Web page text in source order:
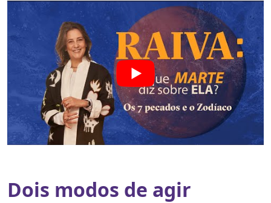
Dois modos de agir